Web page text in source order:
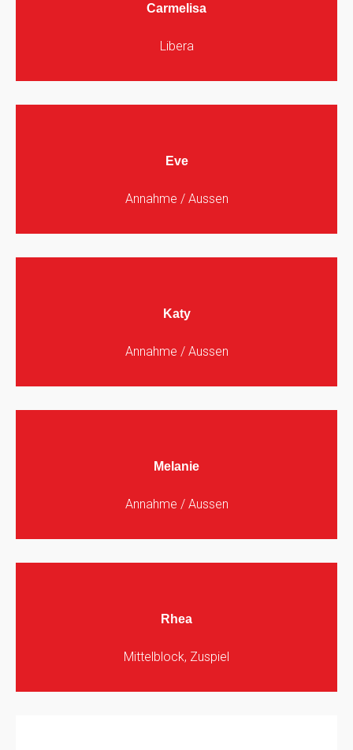
Carmelisa
Libera
Eve
Annahme / Aussen
Katy
Annahme / Aussen
Melanie
Annahme / Aussen
Rhea
Mittelblock, Zuspiel